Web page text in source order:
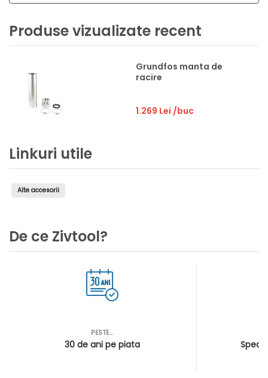
Produse vizualizate recent
Grundfos manta de
racire
1.269 Lei /buc
Linkuri utile
Alte accesorii
De ce Zivtool?
PESTE...
30 de ani pe piata